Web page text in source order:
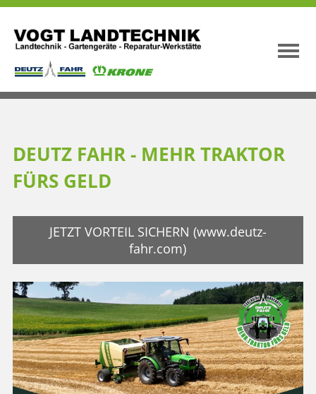
DEUTZ FAHR - MEHR TRAKTOR
FÜRS GELD
JETZT VORTEIL SICHERN (www.deutz-
fahr.com)